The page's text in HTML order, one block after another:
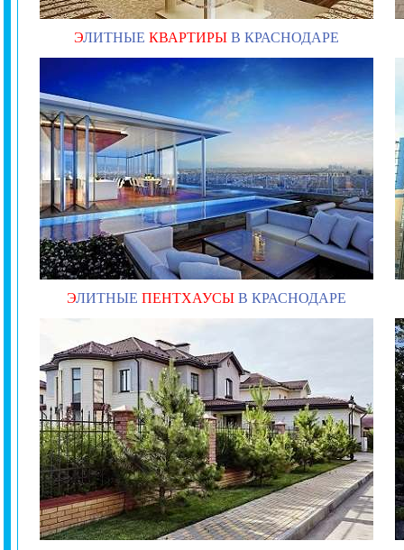
ЭЛИТНЫЕ КВАРТИРЫ В КРАСНОДАРЕ
ЭЛИТНЫЕ ПЕНТХАУСЫ В КРАСНОДАРЕ